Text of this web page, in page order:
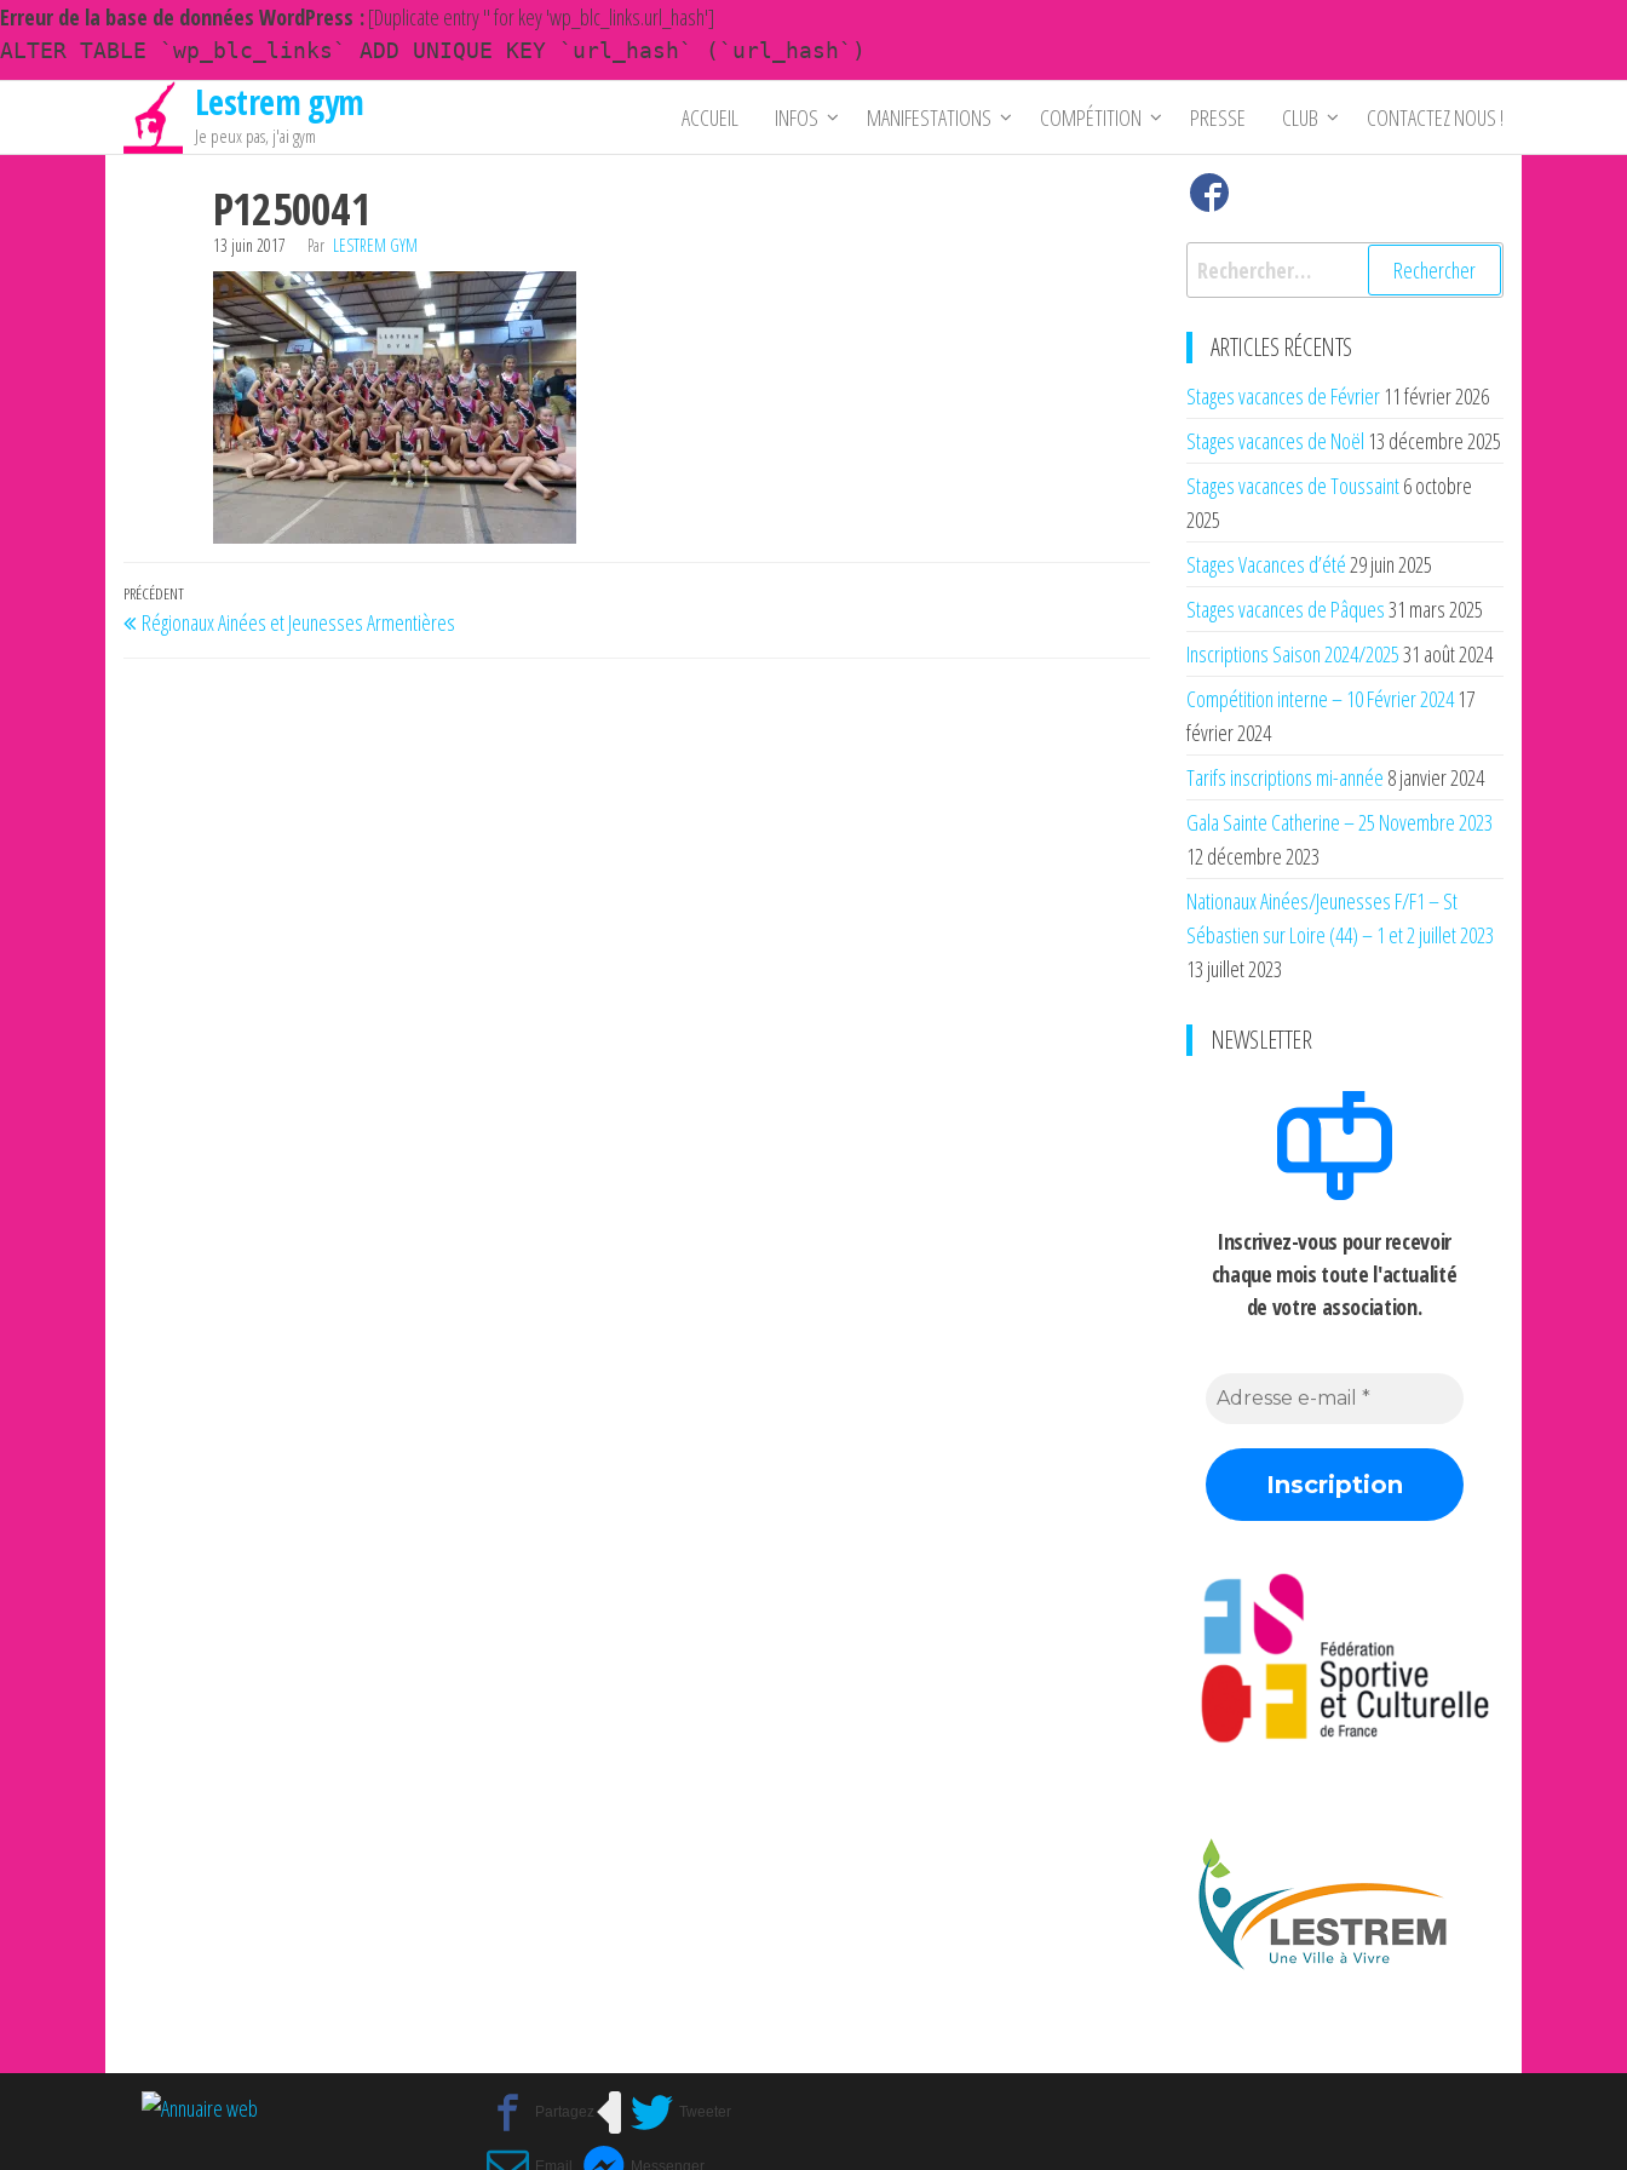
Erreur de la base de données WordPress :[Duplicate entry '' for key 'wp_blc_links.url_hash']
ALTER TABLE `wp_blc_links` ADD UNIQUE KEY `url_hash` (`url_hash`)
contenu
Lestrem gym
Je peux pas, j'ai gym
ACCUEIL INFOS MANIFESTATIONS COMPÉTITION PRESSE CLUB CONTACTEZ NOUS !
P1250041
13 juin 2017 Par LESTREM GYM
Navigation
de
Article
précédent
PRÉCÉDENT
Régionaux Ainées et Jeunesses Armentières
Rechercher :
ARTICLES RÉCENTS
Stages vacances de Février 11 février 2026
Stages vacances de Noël 13 décembre 2025
Stages vacances de Toussaint6 octobre
2025
Stages Vacances d’été29 juin 2025
Stages vacances de Pâques31 mars 2025
Inscriptions Saison 2024/202531 août 2024
Compétition interne – 10 Février 2024 17
février 2024
Tarifs inscriptions mi-année 8 janvier 2024
Gala Sainte Catherine – 25 Novembre 2023
12 décembre 2023
Nationaux Ainées/Jeunesses F/F1 – St
Sébastien sur Loire (44) – 1 et 2 juillet 2023
13 juillet 2023
NEWSLETTER
Inscrivez-vous pour recevoir
chaque mois toute l'actualité
de votre association.